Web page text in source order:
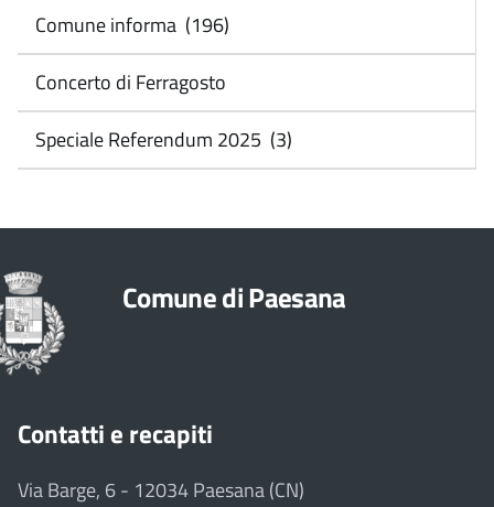
Comune informa (196)
Concerto di Ferragosto
Speciale Referendum 2025 (3)
Comune di Paesana
Contatti e recapiti
Via Barge, 6 - 12034 Paesana (CN)